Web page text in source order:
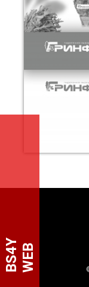
B
S
4
Y
W
E B